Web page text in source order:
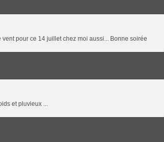
pour ce 14 juillet chez moi aussi... Bonne soirée
et pluvieux ...